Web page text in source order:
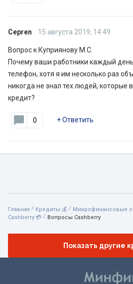
Cepren 15 августа 2019, 14:49
Вопрос к Куприянову М.С.
Почему ваши работники каждый
телефон, хотя я им несколько раз
никогда не знал тех людей, которые
кредит?
0 +Ответить
Главная / Кредиты 💰 / Микрофинансовые
Cashberry 💳 / Вопросы Cashberry
Показать другие